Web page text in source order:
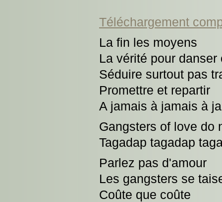
Téléchargement
La fin les moyens
La vérité pour
Séduire surtout pas
Promettre et repartir
A jamais à jamais à
Gangsters of love do
Tagadap tagadap
Parlez pas d'amour
Les gangsters se
Coûte que coûte